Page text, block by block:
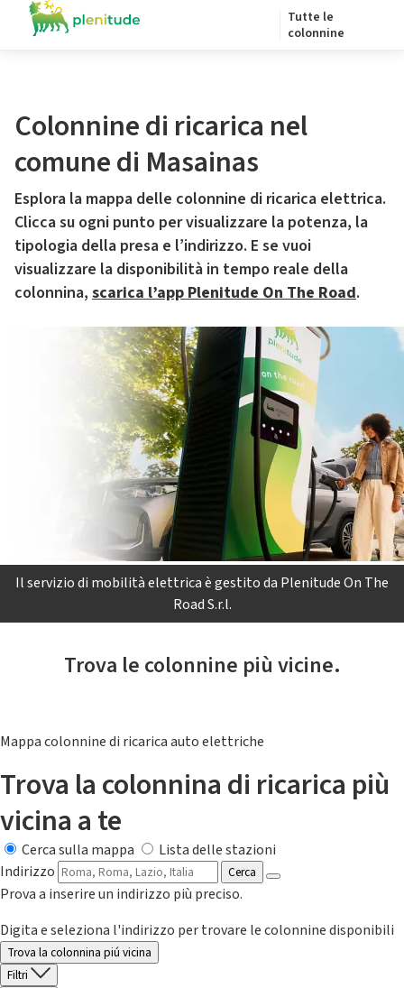
Tutte le
colonnine
Colonnine di ricarica nel
comune di Masainas
Esplora la mappa delle colonnine di ricarica elettrica.
Clicca su ogni punto per visualizzare la potenza, la
tipologia della presa e l’indirizzo. E se vuoi
visualizzare la disponibilità in tempo reale della
colonnina, scarica l’app Plenitude On The Road.
Il servizio di mobilità elettrica è gestito da Plenitude On The
Road S.r.l.
Trova le colonnine più vicine.
Mappa colonnine di ricarica auto elettriche
Trova la colonnina di ricarica più
vicina a te
Cerca sulla mappa
Lista delle stazioni
Indirizzo
Cerca
Prova a inserire un indirizzo più preciso.
Digita e seleziona l'indirizzo per trovare le colonnine disponibili
Trova la colonnina piú vicina
Filtri